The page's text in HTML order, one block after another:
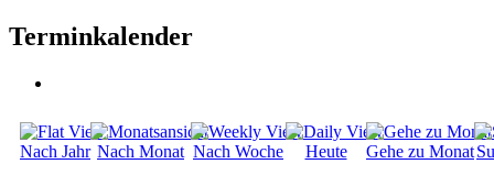
Terminkalender
Nach Jahr Nach Monat Nach Woche Heute Gehe zu Monat